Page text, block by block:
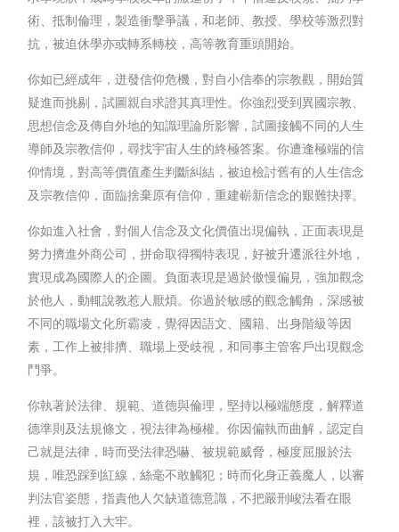
術、抵制倫理，製造衝擊爭議，和老師、教授、學校等激烈對
抗，被迫休學亦或轉系轉校，高等教育重頭開始。
你如已經成年，迸發信仰危機，對自小信奉的宗教觀，開始質
疑進而挑剔，試圖親自求證其真理性。你強烈受到異國宗教、
思想信念及傳自外地的知識理論所影響，試圖接觸不同的人生
導師及宗教信仰，尋找宇宙人生的終極答案。你遭逢極端的信
仰情境，對高等價值產生判斷糾結，被迫檢討舊有的人生信念
及宗教信仰，面臨捨棄原有信仰，重建嶄新信念的艱難抉擇。
你如進入社會，對個人信念及文化價值出現偏執，正面表現是
努力擠進外商公司，拼命取得獨特表現，好被升遷派往外地，
實現成為國際人的企圖。負面表現是過於傲慢偏見，強加觀念
於他人，動輒說教惹人厭煩。你過於敏感的觀念觸角，深感被
不同的職場文化所霸凌，覺得因語文、國籍、出身階級等因
素，工作上被排擠、職場上受歧視，和同事主管客戶出現觀念
鬥爭。
你執著於法律、規範、道德與倫理，堅持以極端態度，解釋道
德準則及法規條文，視法律為極權。你因偏執而曲解，認定自
己就是法律，時而受法律恐嚇、被規範威脅，極度屈服於法
規，唯恐踩到紅線，絲毫不敢觸犯；時而化身正義魔人，以審
判法官姿態，指責他人欠缺道德意識，不把嚴刑峻法看在眼
裡，該被打入大牢。